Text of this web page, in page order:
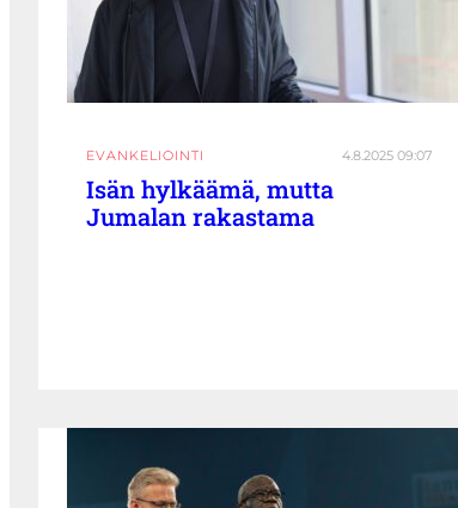
EVANKELIOINTI 4.8.2025 09:07
Isän hylkäämä, mutta
Jumalan rakastama